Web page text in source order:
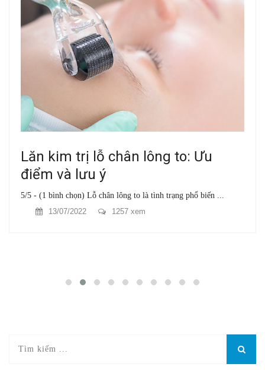
Lăn kim trị lỗ chân lông to: Ưu
điểm và lưu ý
5/5 - (1 bình chọn) Lỗ chân lông to là tình trạng phổ biến ...
13/07/2022
1257 xem